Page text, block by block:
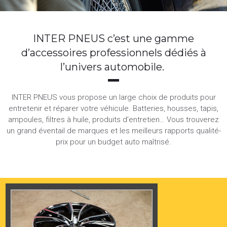
INTER PNEUS c’est une gamme
d’accessoires professionnels dédiés à
l’univers automobile.
INTER PNEUS vous propose un large choix de produits pour
entretenir et réparer votre véhicule. Batteries, housses, tapis,
ampoules, filtres à huile, produits d’entretien… Vous trouverez
un grand éventail de marques et les meilleurs rapports qualité-
prix pour un budget auto maîtrisé.